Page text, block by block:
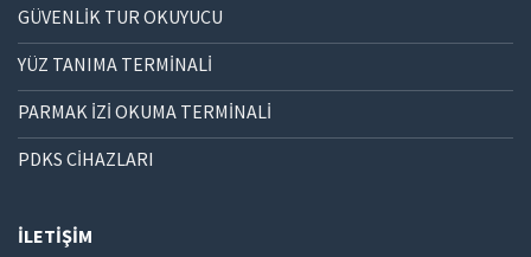
GÜVENLİK TUR OKUYUCU
YÜZ TANIMA TERMİNALİ
PARMAK İZİ OKUMA TERMİNALİ
PDKS CİHAZLARI
İLETIŞIM